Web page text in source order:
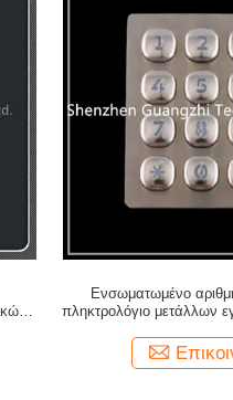
Ενσωματωμένο
πληκτρολόγιο μετάλλων